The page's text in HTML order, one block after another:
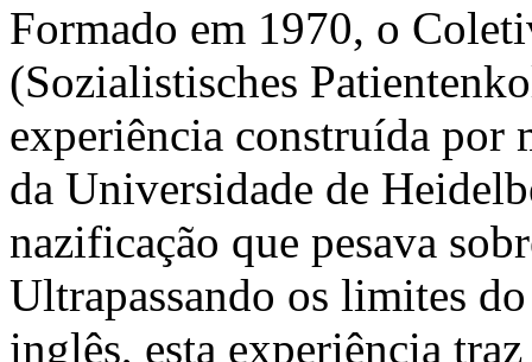
Formado em 1970, o
(Sozialistisches
experiência construída por
da Universidade de
nazificação que pesava
Ultrapassando os limites
inglês, esta experiência